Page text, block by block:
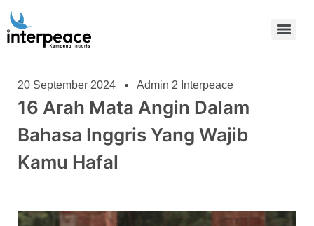
20 September 2024 Admin 2 Interpeace
16 Arah Mata Angin Dalam
Bahasa Inggris Yang Wajib
Kamu Hafal